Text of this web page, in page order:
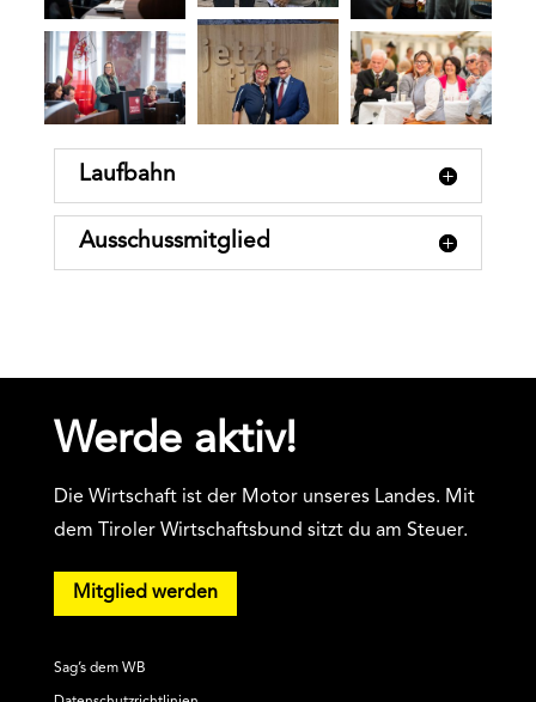
Laufbahn
Ausschussmitglied
Werde aktiv!
Die Wirtschaft ist der Motor unseres Landes. Mit
dem Tiroler Wirtschaftsbund sitzt du am Steuer.
Mitglied werden
Sag’s dem WB